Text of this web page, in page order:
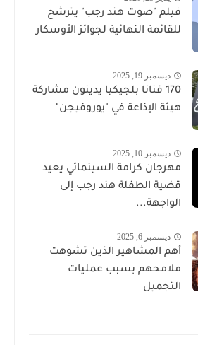
فيلم "صوت هند رجب" يترشح
للقائمة النهائية لجوائز الأوسكار
ديسمبر 19, 2025
170 فنانا بلجيكيا يدينون مشاركة
هيئة الإذاعة في "يوروفيجن"
ديسمبر 10, 2025
مهرجان كرامة السينمائي يعيد
قضية الطفلة هند رجب إلى
الواجهة...
ديسمبر 6, 2025
أهم المشاهير الذين تشوهت
ملامحهم بسبب عمليات
التجميل